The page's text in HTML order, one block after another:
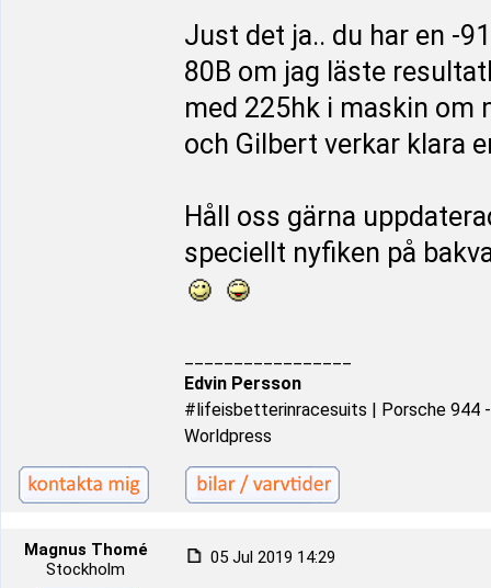
Just det ja.. du har en -
80B om jag läste
med 225hk i maskin om
och Gilbert verkar klara
Håll oss gärna
speciellt nyfiken på
Edvin Persson
#lifeisbetterinracesuits | Porsche 944
Worldpress
Magnus Thomé
Stockholm
05 Jul 2019 14:29